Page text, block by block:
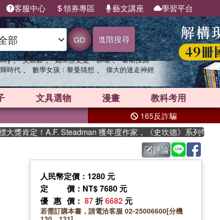
客服中心 領券專區 藝文講座 學習平台
GO 進階搜尋
、 父親節 、 如果歷史是一群喵 、 暑期推薦
時代 、 數學女孩：黎曼猜想 、 偉大的迷走神經
文具選物 漫畫 教科考用
165反詐騙
定！A.F. Steadman 獲年度作家，《史坎德》系列帶你踏上
評論
人民幣定價：1280 元
定價 ：NT$ 7680 元
優惠價 ： 87折6682 元
若需訂購本書，請電洽客服 02-25006600[分機